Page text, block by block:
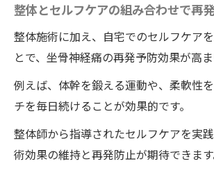
整体とセルフケアの組み合わせで再
整体施術に加え、自宅でのセルフケア
とで、坐骨神経痛の再発予防効果が高ま
例えば、体幹を鍛える運動や、柔軟性
チを毎日続けることが効果的です。
整体師から指導されたセルフケアを実
術効果の維持と再発防止が期待できます